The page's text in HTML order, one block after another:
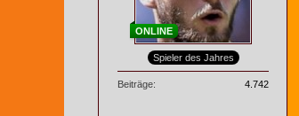
ONLINE
Spieler des Jahres
Beiträge 4.742